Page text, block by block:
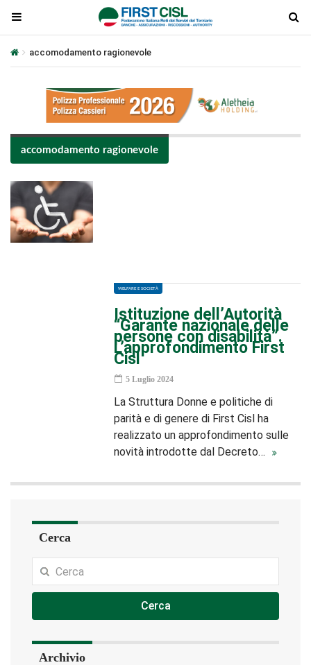
accomodamento ragionevole
accomodamento ragionevole
WELFARE E SOCIETÀ
Istituzione dell’Autorità
“Garante nazionale delle
persone con disabilità”.
L’approfondimento First
Cisl
5 Luglio 2024
La Struttura Donne e politiche di
parità e di genere di First Cisl ha
realizzato un approfondimento sulle
novità introdotte dal Decreto…
Cerca
Cerca
Archivio